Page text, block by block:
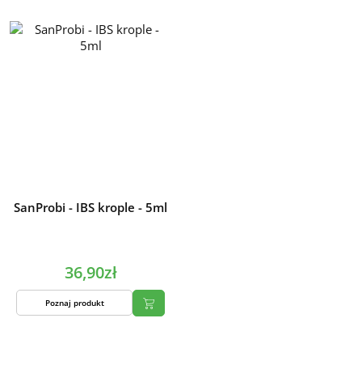
SanProbi - IBS krople - 5ml
36,90zł
Poznaj produkt